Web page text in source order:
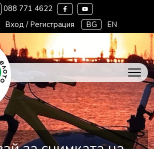
088 771 4622
Вход / Регистрация BG EN